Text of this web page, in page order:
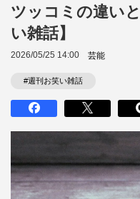
ツッコミの違い
い雑話】
2026/05/25 14:00 芸能
#週刊お笑い雑話